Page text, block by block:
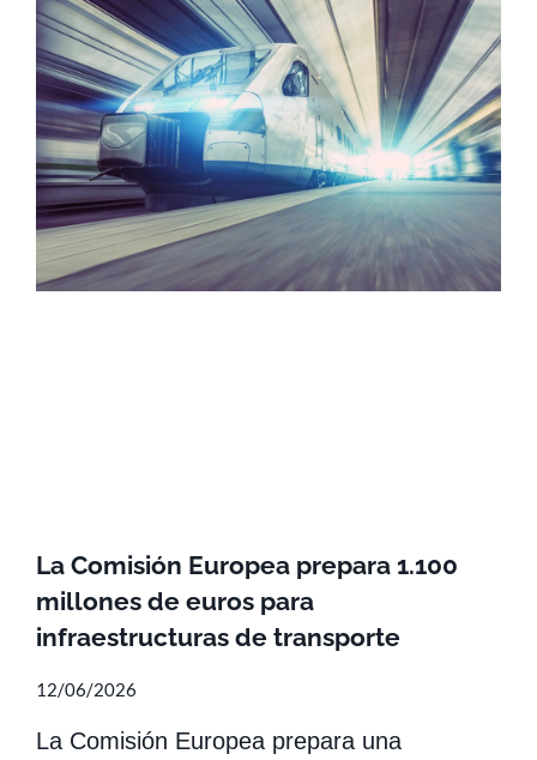
La Comisión Europea prepara 1.100
millones de euros para
infraestructuras de transporte
12/06/2026
La Comisión Europea prepara una